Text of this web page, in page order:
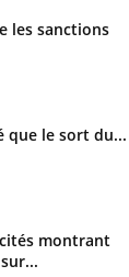
les sanctions
que le sort du...
montrant